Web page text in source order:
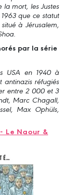
mort, les Justes
que ce statut
à Jérusalem,
par la série
USA en 1940 à
antinazis réfugiés
entre 2 000 et 3
Marc Chagall,
Max Ophüls,
Le Naour &